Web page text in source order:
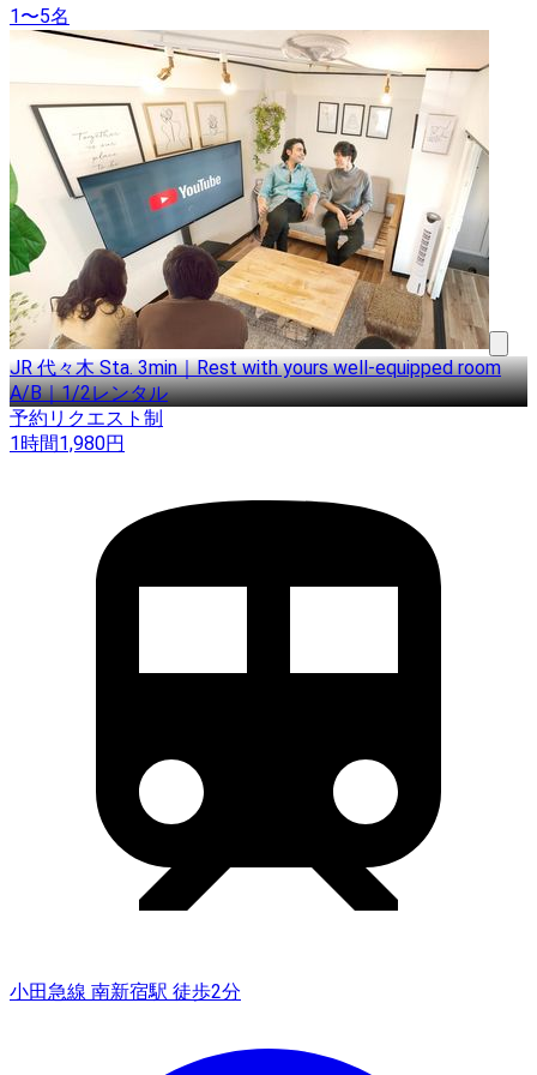
1〜5名
JR 代々木 Sta. 3min｜Rest with yours well-equipped room
A/B｜1/2レンタル
予約リクエスト制
1時間1,980円
小田急線 南新宿駅 徒歩2分